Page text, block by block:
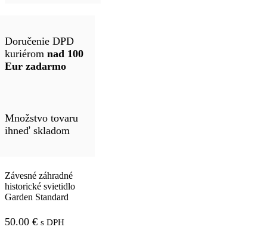
Doručenie DPD
kuriérom nad 100
Eur zadarmo
Množstvo tovaru
ihneď skladom
Závesné záhradné
historické svietidlo
Garden Standard
50.00 € s DPH